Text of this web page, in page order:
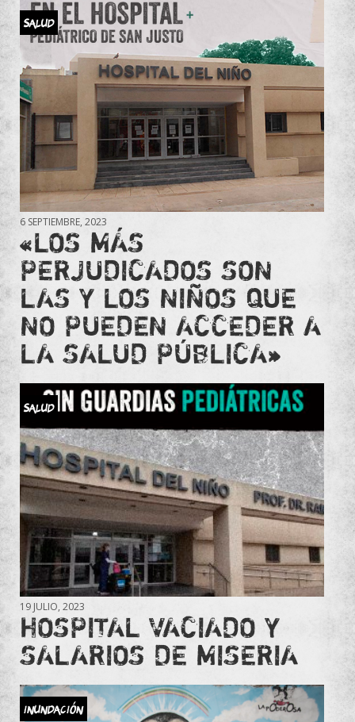
Salud
6 SEPTIEMBRE, 2023
«LOS MÁS
PERJUDICADOS SON
LAS Y LOS NIÑOS QUE
NO PUEDEN ACCEDER A
LA SALUD PÚBLICA»
Salud
19 JULIO, 2023
HOSPITAL VACIADO Y
SALARIOS DE MISERIA
INUNDACIÓN